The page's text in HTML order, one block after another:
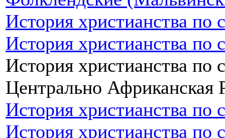
История христианства
История христианства по
История христианства по
Центрально Африканская
История христианства по
История христианства по